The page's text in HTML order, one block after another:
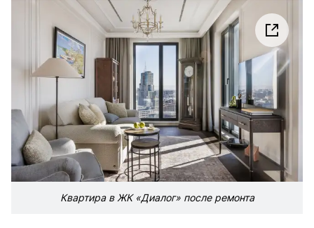
Квартира в ЖК «Диалог» после ремонта